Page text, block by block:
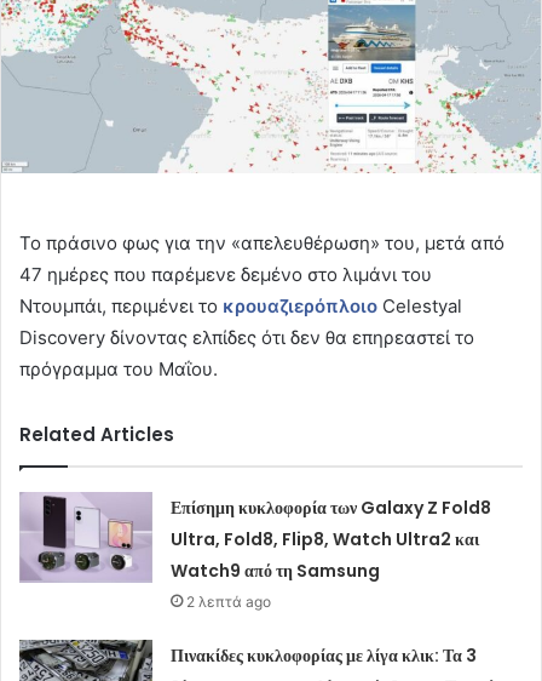
Το πράσινο φως για την «απελευθέρωση» του, μετά από
47 ημέρες που παρέμενε δεμένο στο λιμάνι του
Ντουμπάι, περιμένει το κρουαζιερόπλοιο Celestyal
Discovery δίνοντας ελπίδες ότι δεν θα επηρεαστεί το
πρόγραμμα του Μαΐου.
Related Articles
Επίσημη κυκλοφορία των Galaxy Z Fold8
Ultra, Fold8, Flip8, Watch Ultra2 και
Watch9 από τη Samsung
2 λεπτά ago
Πινακίδες κυκλοφορίας με λίγα κλικ: Τα 3